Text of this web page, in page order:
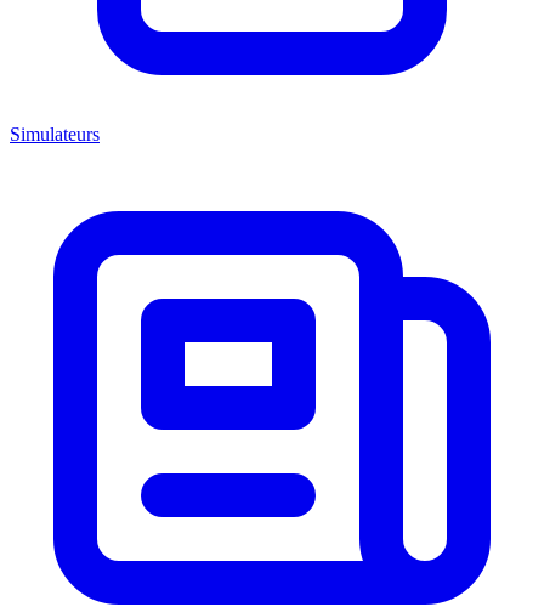
Simulateurs